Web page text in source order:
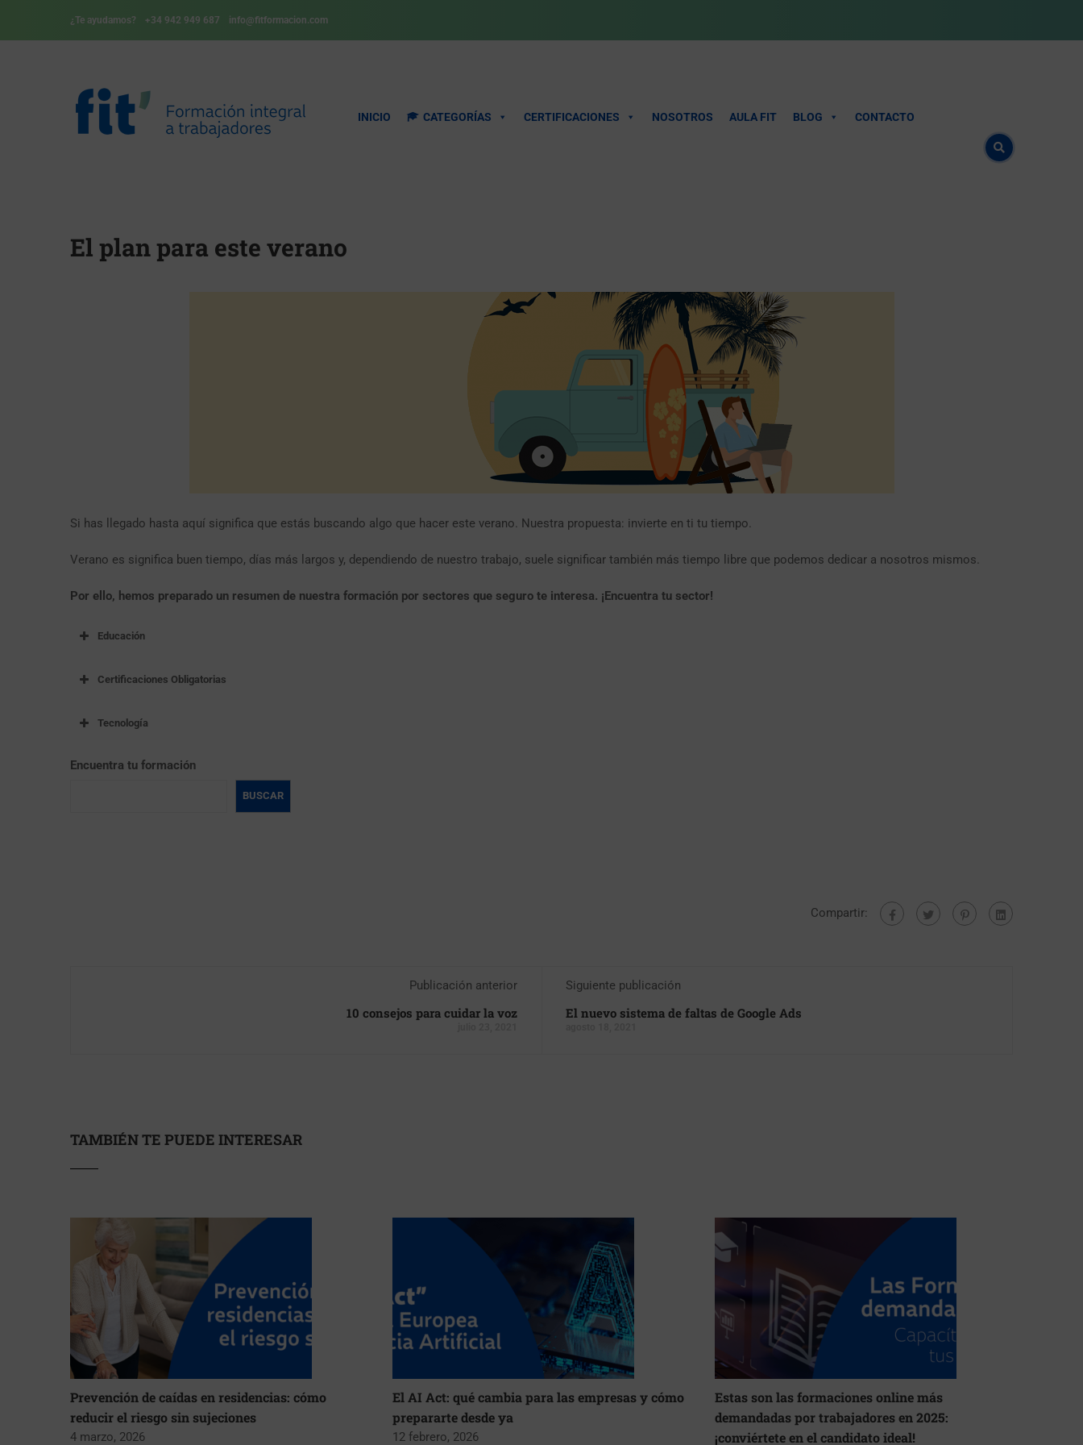
¿Te ayudamos? +34 942 949 687 info@fitformacion.com
INICIO CATEGORÍAS CERTIFICACIONES NOSOTROS AULA FIT BLOG CONTACTO
El plan para este verano
Si has llegado hasta aquí significa que estás buscando algo que hacer este verano. Nuestra propuesta: invierte en ti tu tiempo.
Verano es significa buen tiempo, días más largos y, dependiendo de nuestro trabajo, suele significar también más tiempo libre que podemos dedicar a nosotros mismos.
Por ello, hemos preparado un resumen de nuestra formación por sectores que seguro te interesa. ¡Encuentra tu sector!
Educación
Certificaciones Obligatorias
Tecnología
Encuentra tu formación
BUSCAR
Compartir:
Publicación anterior
10 consejos para cuidar la voz
Siguiente publicación
El nuevo sistema de faltas de Google Ads
TAMBIÉN TE PUEDE INTERESAR
Prevención de caídas en residencias: cómo
reducir el riesgo sin sujeciones
4 marzo, 2026
El AI Act: qué cambia para las empresas y cómo
prepararte desde ya
12 febrero, 2026
Estas son las formaciones online más
demandadas por trabajadores en 2025:
¡conviértete en el candidato ideal!